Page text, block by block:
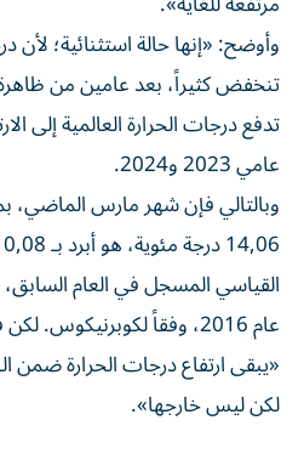
وأوضح: «إنها حالة استثنائية؛ لأن
تنخفض كثيراً، بعد عامين من ظاهرة
تدفع درجات الحرارة العالمية إلى
عامي 2023 و2024.
وبالتالي فإن شهر مارس الماضي،
القياسي المسجل في العام السابق،
عام 2016، وفقاً
«يبقى ارتفاع درجات الحرارة ضمن
لكن ليس خارجها».